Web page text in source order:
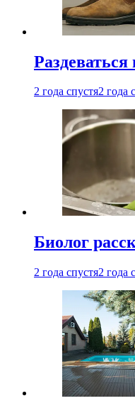
2 года спустя2 года
Биолог
2 года спустя2 года